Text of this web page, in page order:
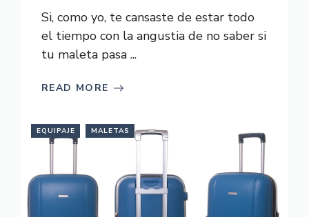
Si, como yo, te cansaste de estar todo
el tiempo con la angustia de no saber si
tu maleta pasa ...
READ MORE
EQUIPAJE MALETAS